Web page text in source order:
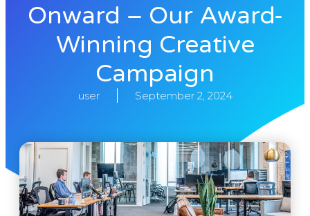
Onward – Our Award-
Winning Creative
Campaign
user September 2, 2024